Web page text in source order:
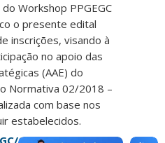
Workshop PPGEGC
o presente edital
inscrições, visando à
no apoio das
(AAE) do
Normativa 02/2018 –
com base nos
estabelecidos.